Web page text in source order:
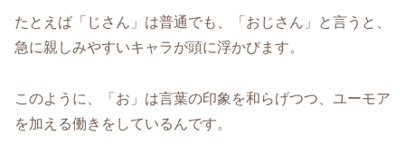
たとえば「じさん」は普通でも、「おじさん」と言うと、
急に親しみやすいキャラが頭に浮かびます。
このように、「お」は言葉の印象を和らげつつ、ユーモア
を加える働きをしているんです。